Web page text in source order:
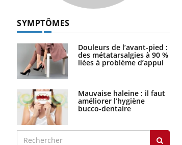
SYMPTÔMES
Douleurs de l’avant-pied :
des métatarsalgies à 90 %
liées à problème d’appui
Mauvaise haleine : il faut
améliorer l’hygiène
bucco-dentaire